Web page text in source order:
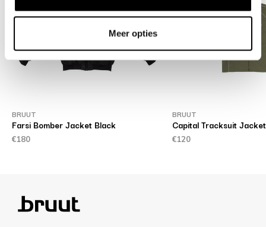
Meer opties
BRUUT
Farsi Bomber Jacket Black
€180
BRUUT
Capital Tracksuit
€120